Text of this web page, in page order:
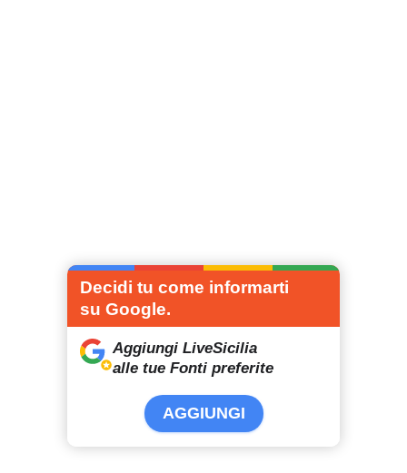
Decidi tu come informarti
su Google.
Aggiungi LiveSicilia
alle tue Fonti preferite
AGGIUNGI